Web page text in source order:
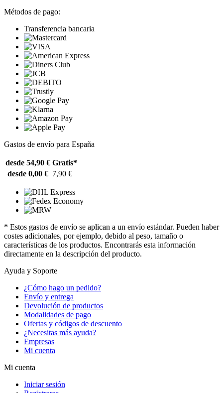
Métodos de pago:
Transferencia bancaria
Gastos de envío para España
desde 54,90 € Gratis*
desde 0,00 € 7,90 €
* Estos gastos de envío se aplican a un envío estándar. Pueden haber
costes adicionales, por ejemplo, debido al peso, tamaño o
características de los productos. Encontrarás esta información
directamente en la descripción del producto.
Ayuda y Soporte
¿Cómo hago un pedido?
Envío y entrega
Devolución de productos
Modalidades de pago
Ofertas y códigos de descuento
¿Necesitas más ayuda?
Empresas
Mi cuenta
Mi cuenta
Iniciar sesión